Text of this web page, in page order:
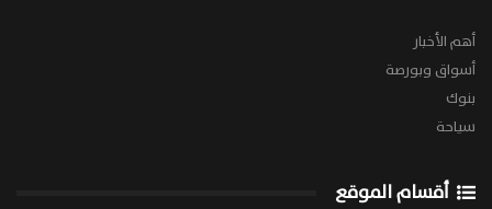
أهم الأخبار
أسواق وبورصة
بنوك
سياحة
أقسام الموقع